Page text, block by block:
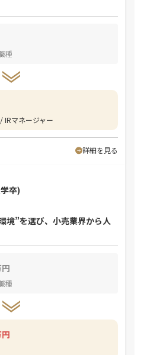
種
IRマネージャー
詳細を見る
境”を選び、小売業界から人
卒)
種